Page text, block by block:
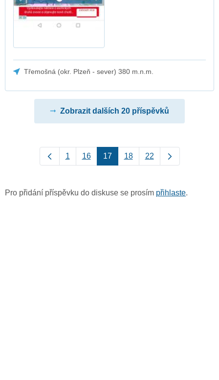
Třemošná (okr. Plzeň - sever) 380 m.n.m.
Zobrazit dalších 20 příspěvků
1 16 17 18 22
Pro přidání příspěvku do diskuse se prosím přihlaste.